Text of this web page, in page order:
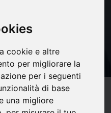
cookie e altre
per migliorare la
per i seguenti
di base
una migliore
la